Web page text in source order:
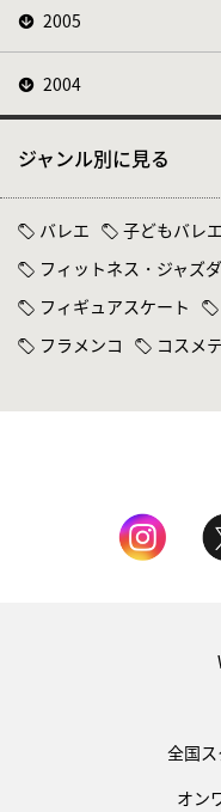
2005
2004
ジャンル別に見る
バレエ 子どもバレエ
フィットネス・ジャズ
フィギュアスケート
フラメンコ
コスメ
全国
オン